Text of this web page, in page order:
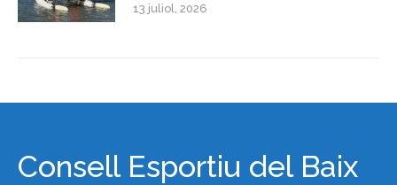
13 juliol, 2026
Consell Esportiu del Baix